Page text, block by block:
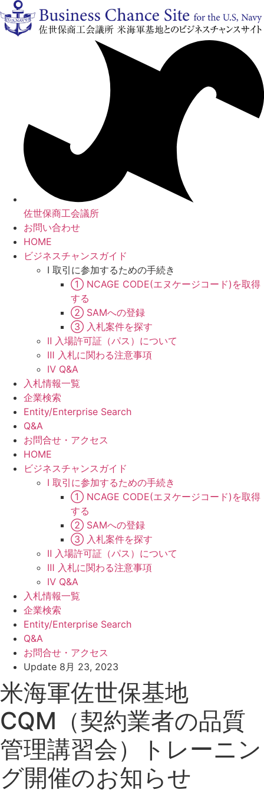
ン
テ
佐世保商工会議所
お問い合わせ
HOME
ビジネスチャンスガイド
Ⅰ 取引に参加するための手続き
① NCAGE CODE(エヌケージコード)を取得
する
② SAMへの登録
③ 入札案件を探す
Ⅱ 入場許可証（パス）について
Ⅲ 入札に関わる注意事項
Ⅳ Q&A
入札情報一覧
企業検索
Entity/Enterprise Search
Q&A
お問合せ・アクセス
HOME
ビジネスチャンスガイド
Ⅰ 取引に参加するための手続き
① NCAGE CODE(エヌケージコード)を取得
する
② SAMへの登録
③ 入札案件を探す
Ⅱ 入場許可証（パス）について
Ⅲ 入札に関わる注意事項
Ⅳ Q&A
入札情報一覧
企業検索
Entity/Enterprise Search
Q&A
お問合せ・アクセス
Update 8月 23, 2023
米海軍佐世保基地
CQM（契約業者の品質
管理講習会）トレーニン
グ開催のお知らせ